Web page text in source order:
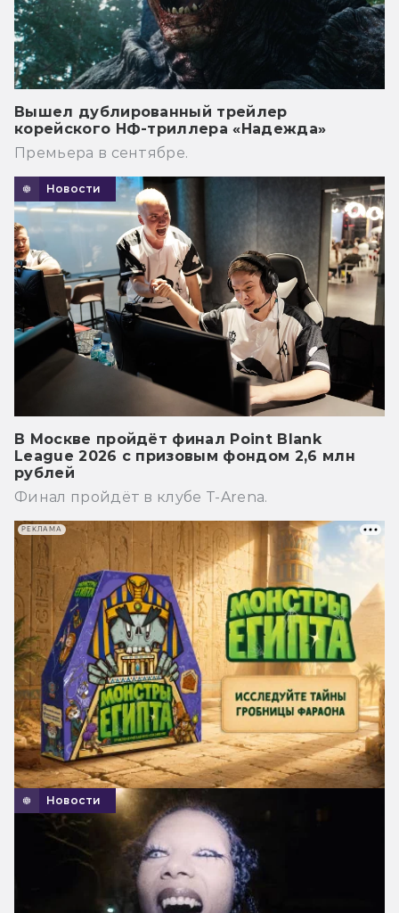
Вышел дублированный трейлер
корейского НФ-триллера «Надежда»
Премьера в сентябре.
Новости
В Москве пройдёт финал Point Blank
League 2026 с призовым фондом 2,6 млн
рублей
Финал пройдёт в клубе T-Arena.
Новости
РЕКЛАМА